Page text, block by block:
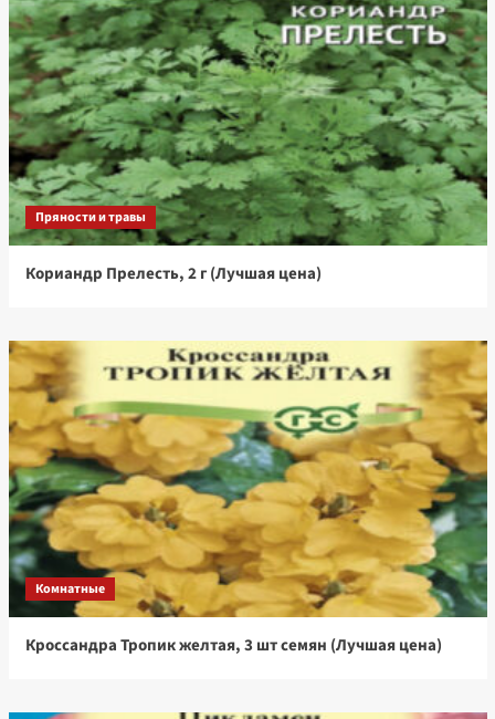
Пряности и травы
Кориандр Прелесть, 2 г (Лучшая цена)
Комнатные
Кроссандра Тропик желтая, 3 шт семян (Лучшая цена)